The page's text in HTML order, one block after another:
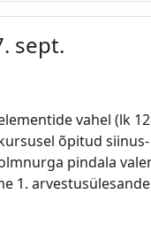
sept.
vahel (lk
õpitud
pindala
1.